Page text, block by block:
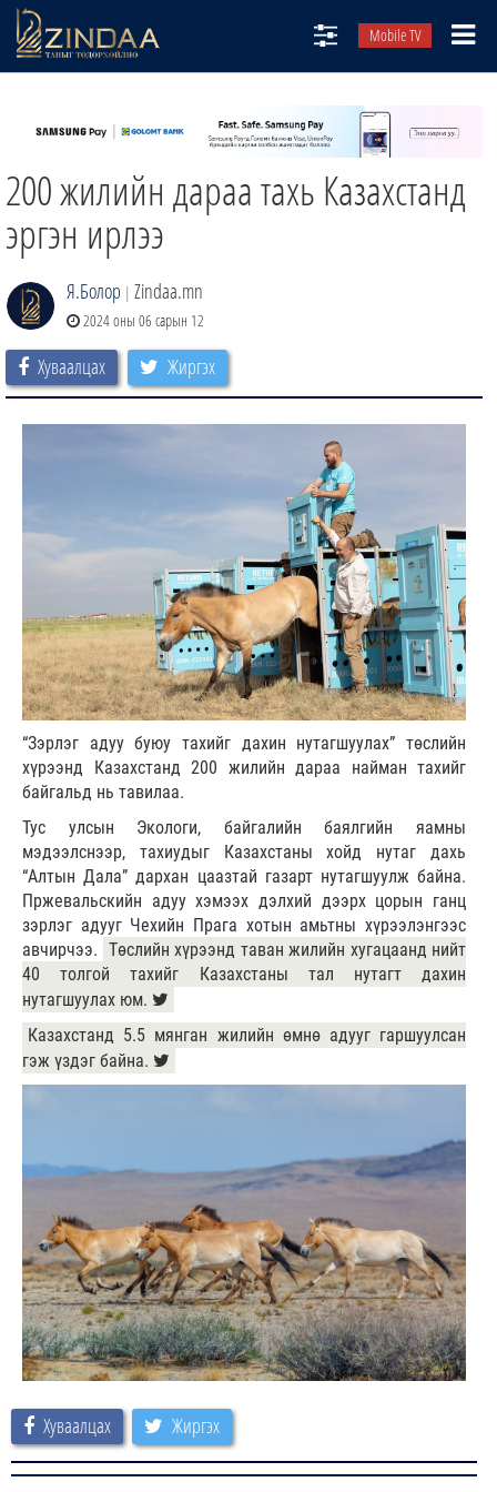
Mobile TV
ТВ8
ӨГЛӨӨНИЙ СОНИН
ЗИНДАА СЭТГҮҮЛ
200 жилийн дараа тахь Казахстанд
эргэн ирлээ
Я.Болор | Zindaa.mn
2024 оны 06 сарын 12
Хуваалцах Жиргэх
“Зэрлэг адуу буюу тахийг дахин нутагшуулах” төслийн
хүрээнд Казахстанд 200 жилийн дараа найман тахийг
байгальд нь тавилаа.
Тус улсын Экологи, байгалийн баялгийн яамны
мэдээлснээр, тахиудыг Казахстаны хойд нутаг дахь
“Алтын Дала” дархан цаазтай газарт нутагшуулж байна.
Пржевальскийн адуу хэмээх дэлхий дээрх цорын ганц
зэрлэг адууг Чехийн Прага хотын амьтны хүрээлэнгээс
авчирчээ. Төслийн хүрээнд таван жилийн хугацаанд нийт
40 толгой тахийг Казахстаны тал нутагт дахин
нутагшуулах юм.
Казахстанд 5.5 мянган жилийн өмнө адууг гаршуулсан
гэж үздэг байна.
Хуваалцах Жиргэх